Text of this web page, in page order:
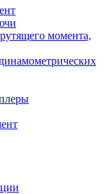
момента,